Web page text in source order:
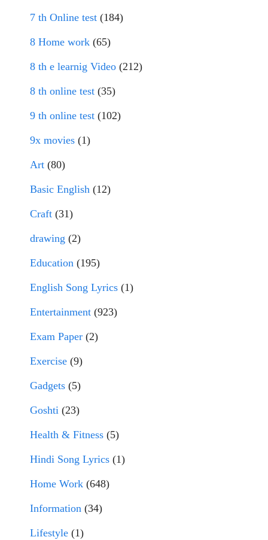
7 th Online test (184)
8 Home work (65)
8 th e learnig Video (212)
8 th online test (35)
9 th online test (102)
9x movies (1)
Art (80)
Basic English (12)
Craft (31)
drawing (2)
Education (195)
English Song Lyrics (1)
Entertainment (923)
Exam Paper (2)
Exercise (9)
Gadgets (5)
Goshti (23)
Health & Fitness (5)
Hindi Song Lyrics (1)
Home Work (648)
Information (34)
Lifestyle (1)